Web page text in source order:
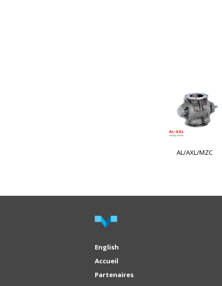
AL/AXL/MZC
English
Accueil
Partenaires